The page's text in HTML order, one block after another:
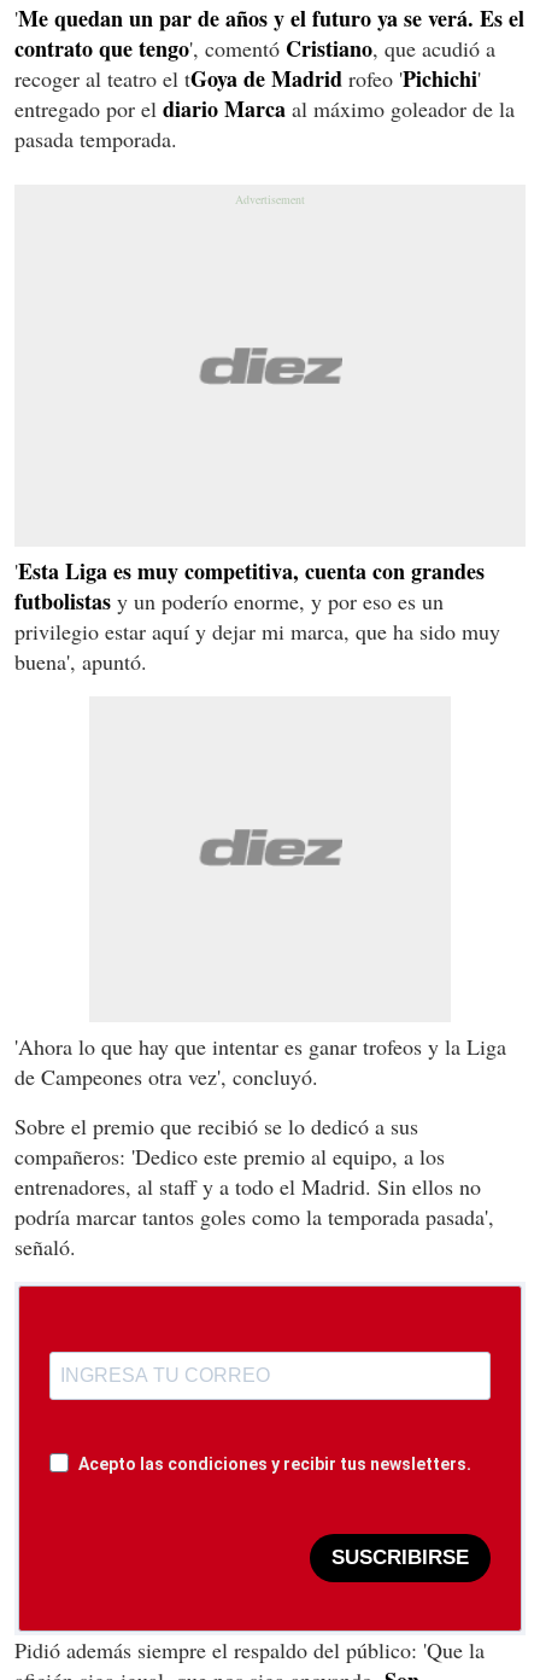
'Me quedan un par de años y el futuro ya se verá. Es el
contrato que tengo', comentó Cristiano, que acudió a
recoger al teatro el tGoya de Madrid rofeo 'Pichichi'
entregado por el diario Marca al máximo goleador de la
pasada temporada.
'Esta Liga es muy competitiva, cuenta con grandes
futbolistas y un poderío enorme, y por eso es un
privilegio estar aquí y dejar mi marca, que ha sido muy
buena', apuntó.
'Ahora lo que hay que intentar es ganar trofeos y la Liga
de Campeones otra vez', concluyó.
Sobre el premio que recibió se lo dedicó a sus
compañeros: 'Dedico este premio al equipo, a los
entrenadores, al staff y a todo el Madrid. Sin ellos no
podría marcar tantos goles como la temporada pasada',
señaló.
Acepto las condiciones y recibir tus newsletters.
SUSCRIBIRSE
Pidió además siempre el respaldo del público: 'Que la